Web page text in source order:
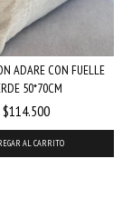
ADARE CON FUELLE
50*70CM
$114.500